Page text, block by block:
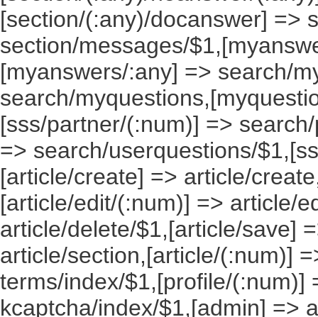
[section/(:any)/docanswer] =>
section/messages/
[myanswers/:any] => search/
search/
[sss/partner/(:num)] =>
=> search/userquestions/
[article/create] => article/
[article/edit/(:num)] => article/
article/delete/$1,[article/save]
article/section,[article/(:num)]
terms/index/$1,[profile/(:num)]
kcaptcha/index/$1,[admin] =>